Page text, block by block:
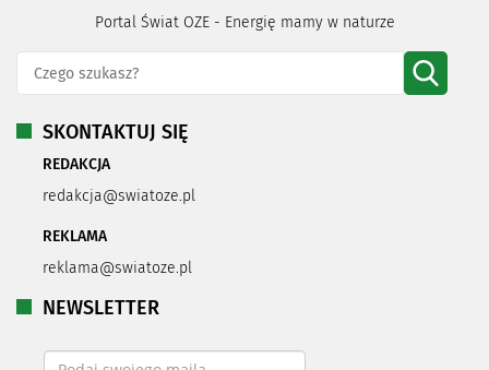
Portal Świat OZE - Energię mamy w naturze
SKONTAKTUJ SIĘ
REDAKCJA
redakcja@swiatoze.pl
REKLAMA
reklama@swiatoze.pl
NEWSLETTER